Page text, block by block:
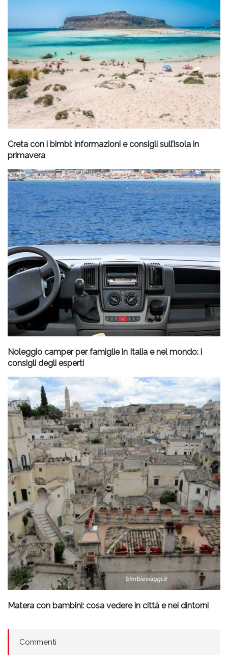
Creta con i bimbi: informazioni e consigli sull’isola in
primavera
Noleggio camper per famiglie in Italia e nel mondo: i
consigli degli esperti
Matera con bambini: cosa vedere in città e nei dintorni
Commenti